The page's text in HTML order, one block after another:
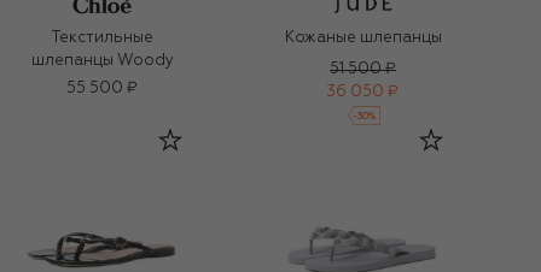
Текстильные
шлепанцы Woody
55 500 ₽
Кожаные шлепанцы
51 500 ₽
36 050 ₽
-30%